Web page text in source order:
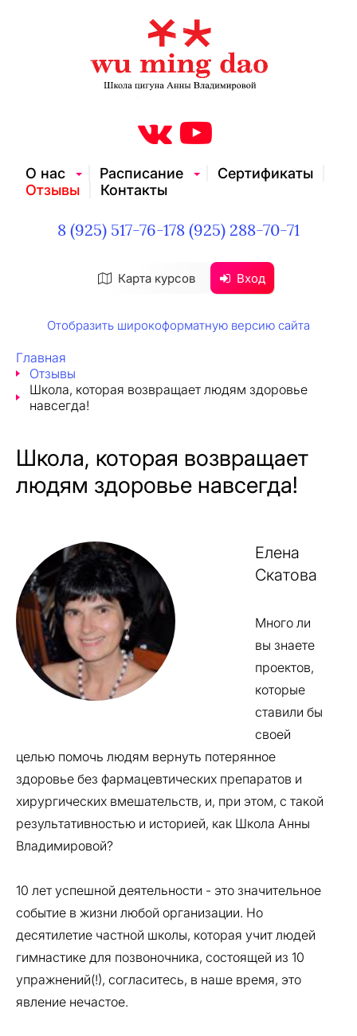
О нас Расписание
Сертификаты
Отзывы
Контакты
Карта курсов Вход
8 (925) 517-76-178 (925) 288-70-71
Отобразить широкоформатную версию сайта
Главная
Отзывы
Школа, которая возвращает людям здоровье
навсегда!
Школа, которая возвращает
людям здоровье навсегда!
Елена
Скатова
Много ли
вы знаете
проектов,
которые
ставили бы
своей
целью помочь людям вернуть потерянное
здоровье без фармацевтических препаратов и
хирургических вмешательств, и, при этом, с такой
результативностью и историей, как Школа Анны
Владимировой?
10 лет успешной деятельности - это значительное
событие в жизни любой организации. Но
десятилетие частной школы, которая учит людей
гимнастике для позвоночника, состоящей из 10
упражнений(!), согласитесь, в наше время, это
явление нечастое.